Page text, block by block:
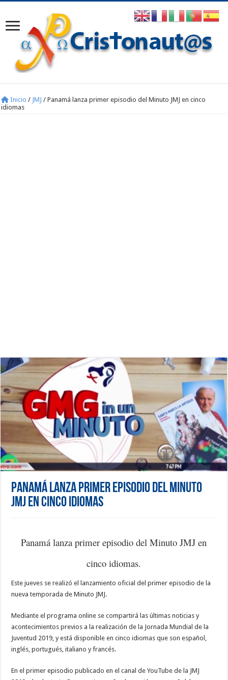
Inicio / JMJ / Panamá lanza primer episodio del Minuto JMJ en cinco
idiomas
Panamá lanza primer episodio del Minuto
JMJ en cinco idiomas
Panamá lanza primer episodio del Minuto JMJ en
cinco idiomas.
Este jueves se realizó el lanzamiento oficial del primer episodio de la
nueva temporada de Minuto JMJ.
Mediante el programa online se compartirá las últimas noticias y
acontecimientos previos a la realización de la Jornada Mundial de la
Juventud 2019, y está disponible en cinco idiomas que son español,
inglés, portugués, italiano y francés.
En el primer episodio publicado en el canal de YouTube de la JMJ